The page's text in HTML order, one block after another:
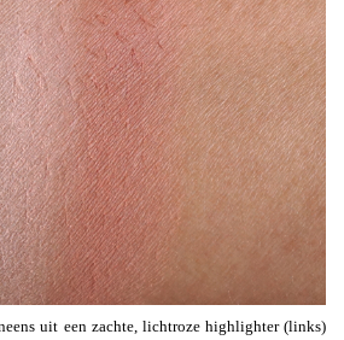
uit een zachte, lichtroze highlighter (links)